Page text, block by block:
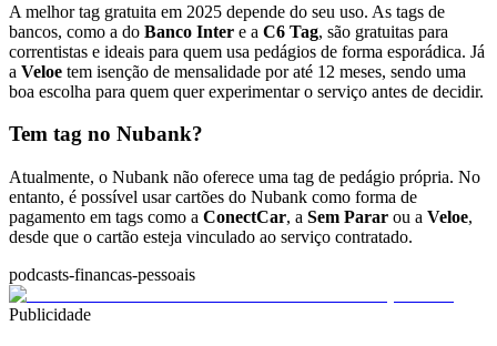
A melhor tag gratuita em 2025 depende do seu uso. As tags de
bancos, como a do Banco Inter e a C6 Tag, são gratuitas para
correntistas e ideais para quem usa pedágios de forma esporádica. Já
a Veloe tem isenção de mensalidade por até 12 meses, sendo uma
boa escolha para quem quer experimentar o serviço antes de decidir.
Tem tag no Nubank?
Atualmente, o Nubank não oferece uma tag de pedágio própria. No
entanto, é possível usar cartões do Nubank como forma de
pagamento em tags como a ConectCar, a Sem Parar ou a Veloe,
desde que o cartão esteja vinculado ao serviço contratado.
podcasts-financas-pessoais
Publicidade